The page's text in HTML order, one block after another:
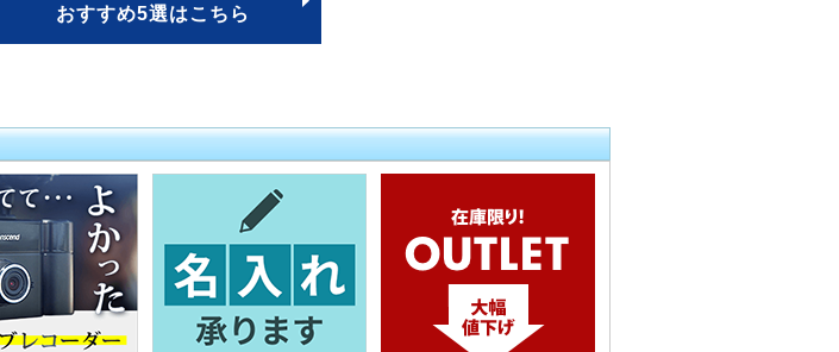
おすすめ5選はこちら